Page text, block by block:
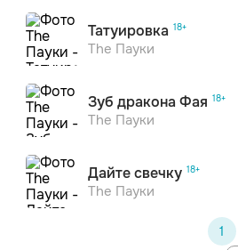
Татуировка
The Пауки
Зуб дракона Фая
The Пауки
Дайте свечку
The Пауки
1